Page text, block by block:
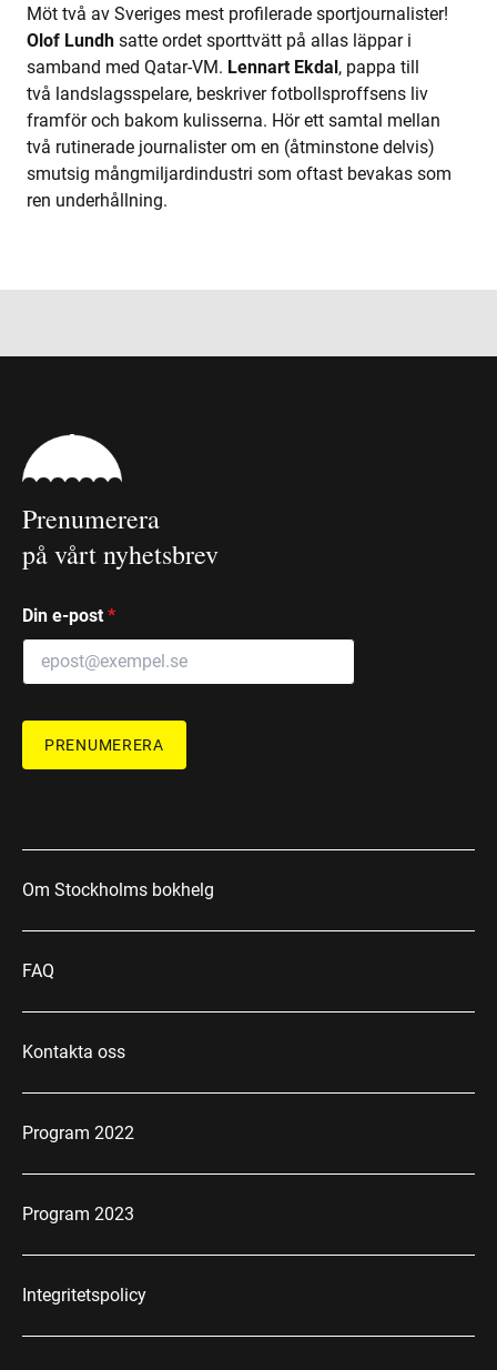
Möt två av Sveriges mest profilerade sportjournalister!
Olof Lundh satte ordet sporttvätt på allas läppar i
samband med Qatar-VM. Lennart Ekdal, pappa till
två landslagsspelare, beskriver fotbollsproffsens liv
framför och bakom kulisserna. Hör ett samtal mellan
två rutinerade journalister om en (åtminstone delvis)
smutsig mångmiljardindustri som oftast bevakas som
ren underhållning.
Prenumerera
på vårt nyhetsbrev
Din e-post *
PRENUMERERA
Om Stockholms bokhelg
FAQ
Kontakta oss
Program 2022
Program 2023
Integritetspolicy